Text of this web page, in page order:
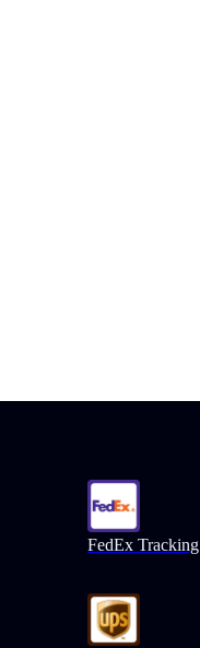
FedEx Tracking